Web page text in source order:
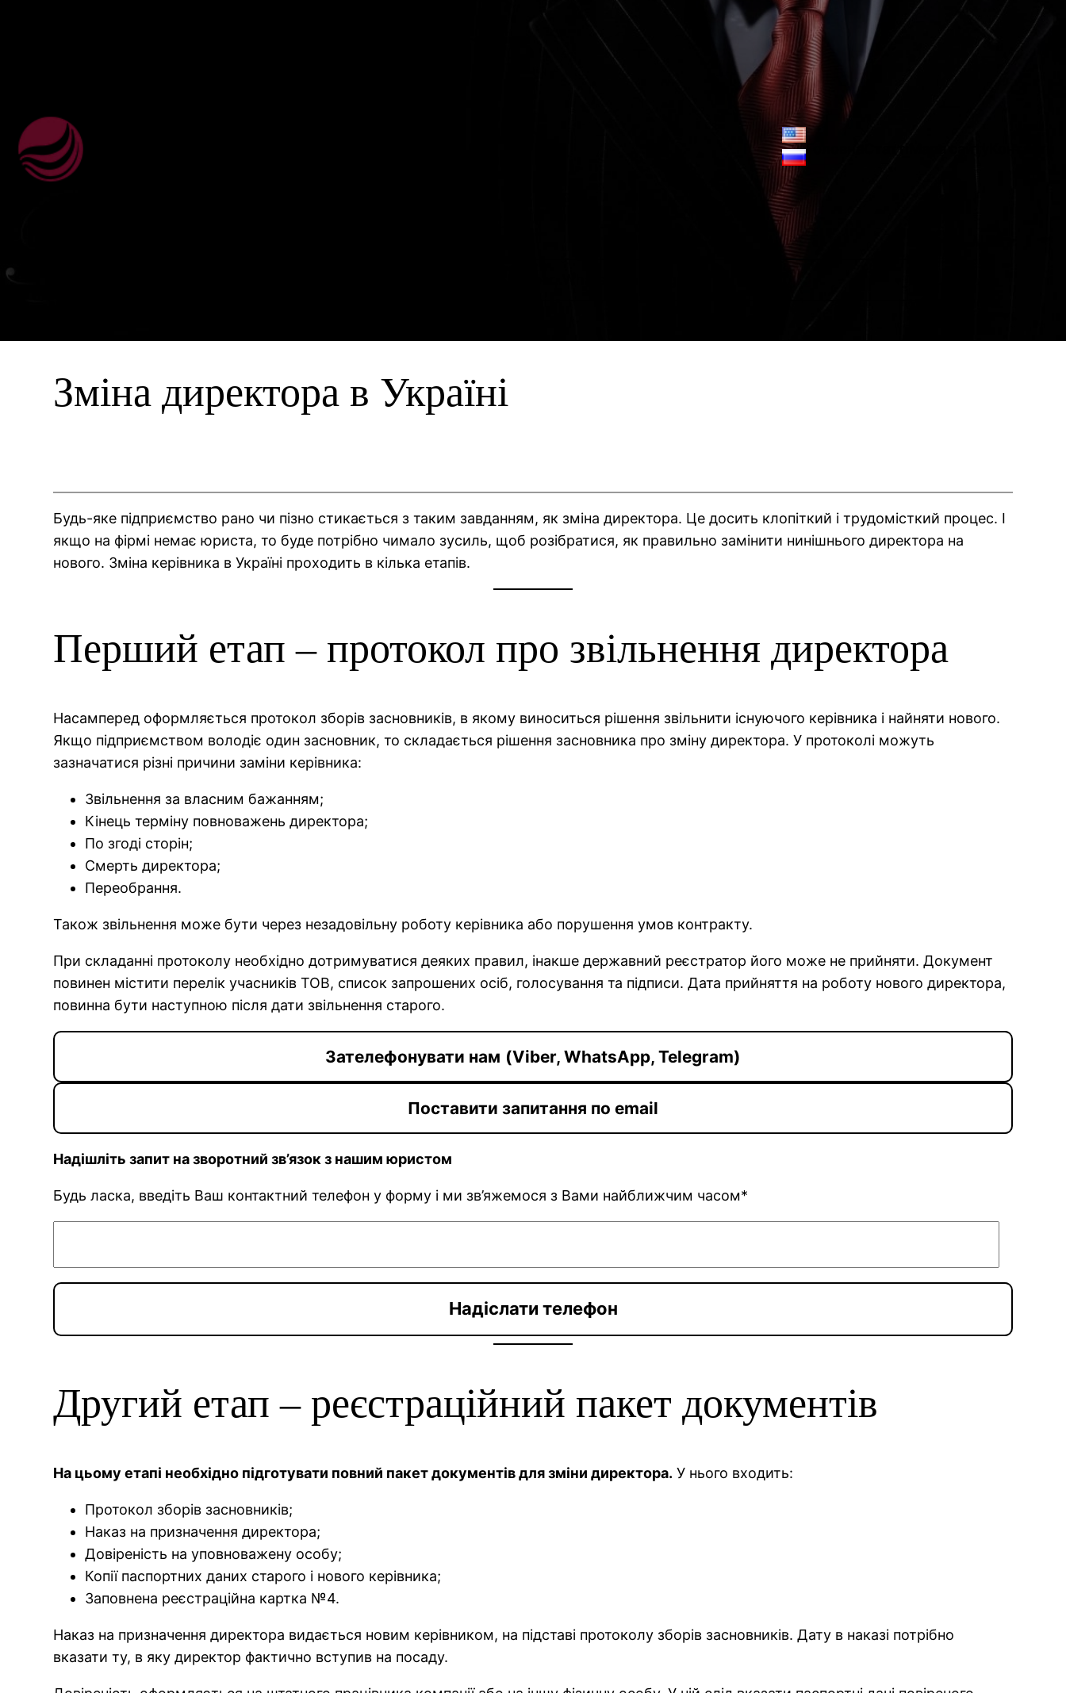
Головна
Зміна директора в Україні
Будь-яке підприємство рано чи пізно стикається з таким завданням, як зміна директора. Це досить клопіткий і трудомісткий процес. І
якщо на фірмі немає юриста, то буде потрібно чимало зусиль, щоб розібратися, як правильно замінити нинішнього директора на
нового. Зміна керівника в Україні проходить в кілька етапів.
Перший етап – протокол про звільнення директора
Насамперед оформляється протокол зборів засновників, в якому виноситься рішення звільнити існуючого керівника і найняти нового.
Якщо підприємством володіє один засновник, то складається рішення засновника про зміну директора. У протоколі можуть
зазначатися різні причини заміни керівника:
Звільнення за власним бажанням;
Кінець терміну повноважень директора;
По згоді сторін;
Смерть директора;
Переобрання.
Також звільнення може бути через незадовільну роботу керівника або порушення умов контракту.
При складанні протоколу необхідно дотримуватися деяких правил, інакше державний реєстратор його може не прийняти. Документ
повинен містити перелік учасників ТОВ, список запрошених осіб, голосування та підписи. Дата прийняття на роботу нового директора,
повинна бути наступною після дати звільнення старого.
Зателефонувати нам (Viber, WhatsApp, Telegram)
Поставити запитання по email
Надішліть запит на зворотний зв’язок з нашим юристом
Будь ласка, введіть Ваш контактний телефон у форму і ми зв’яжемося з Вами найближчим часом*
Другий етап – реєстраційний пакет документів
На цьому етапі необхідно підготувати повний пакет документів для зміни директора. У нього входить:
Протокол зборів засновників;
Наказ на призначення директора;
Довіреність на уповноважену особу;
Копії паспортних даних старого і нового керівника;
Заповнена реєстраційна картка №4.
Наказ на призначення директора видається новим керівником, на підставі протоколу зборів засновників. Дату в наказі потрібно
вказати ту, в яку директор фактично вступив на посаду.